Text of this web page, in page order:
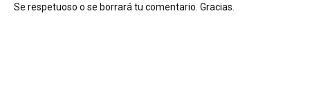
Se respetuoso o se borrará tu comentario. Gracias.